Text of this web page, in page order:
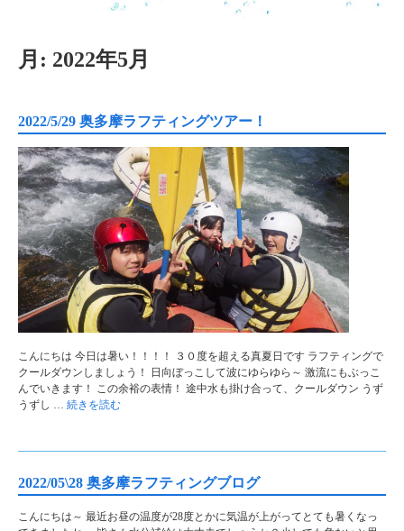
月: 2022年5月
2022/5/29 奥多摩ラフティングツアー！
こんにちは 今日は暑い！！！！ ３０度を超える真夏日です ラフティングで
クールダウンしましょう！ 日向ぼっこして波にゆらゆら～ 激流にもぶっこ
んでいきます！ この余裕の表情！ 途中水も掛け合って、クールダウン うず
うずし … 続きを読む
2022/05\28 奥多摩ラフティングブログ
こんにちは～ 最近お昼の温度が28度とかに気温が上がってとても暑くなっ